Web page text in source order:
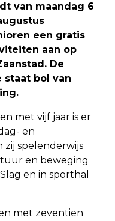
van maandag 6
een gratis
aan op
De
staat bol van
met vijf jaar is er
en
spelenderwijs
en beweging
en in sporthal
met zeventien